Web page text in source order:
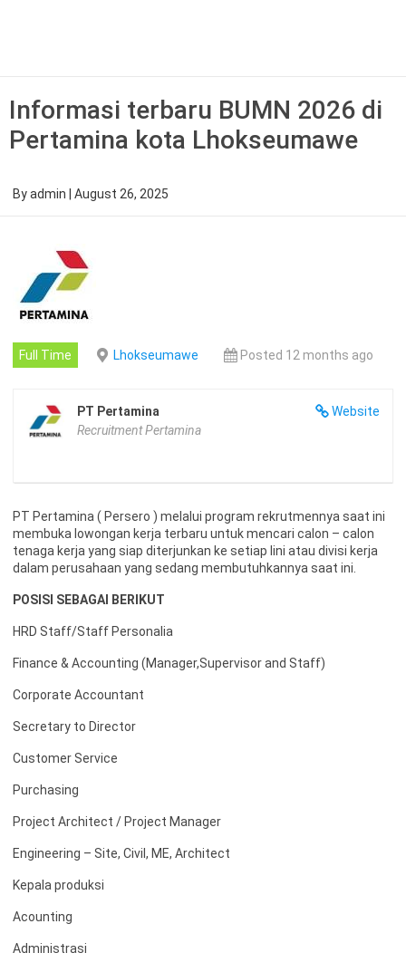
Informasi terbaru BUMN 2026 di
Pertamina kota Lhokseumawe
Byadmin August 26, 2025
Full Time Lhokseumawe Posted 12 months ago
Website
PT Pertamina
Recruitment Pertamina
PT Pertamina ( Persero ) melalui program rekrutmennya saat ini
membuka lowongan kerja terbaru untuk mencari calon – calon
tenaga kerja yang siap diterjunkan ke setiap lini atau divisi kerja
dalam perusahaan yang sedang membutuhkannya saat ini.
POSISI SEBAGAI BERIKUT
HRD Staff/Staff Personalia
Finance & Accounting (Manager,Supervisor and Staff)
Corporate Accountant
Secretary to Director
Customer Service
Purchasing
Project Architect / Project Manager
Engineering – Site, Civil, ME, Architect
Kepala produksi
Acounting
Administrasi